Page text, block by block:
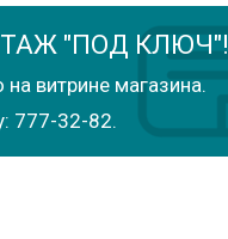
"ПОД КЛЮЧ"!
витрине магазина.
777-32-82.